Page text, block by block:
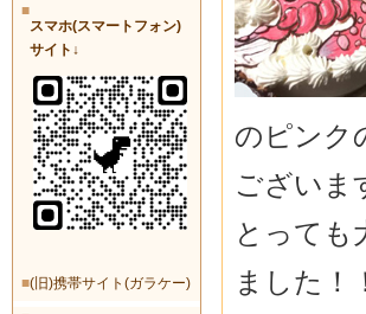
■
スマホ(スマートフォン)
サイト↓
■(旧)携帯サイト(ガラケー)
のピンク
ございま
とっても
ました！